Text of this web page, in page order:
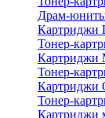
Драм-
Картриджи
Тонер-
Картриджи
Тонер-
Картриджи
Тонер-
Картриджи